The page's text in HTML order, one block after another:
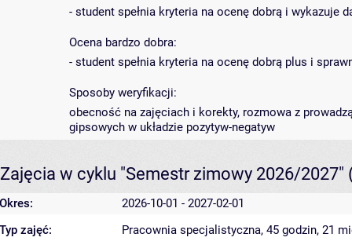
- student spełnia kryteria na ocenę dobrą i wykazuje
Ocena bardzo dobra:
- student spełnia kryteria na ocenę dobrą plus i
Sposoby weryfikacji:
obecność na zajęciach i korekty, rozmowa z
gipsowych w układzie pozytyw-negatyw
Zajęcia w cyklu "Semestr zimowy 2026/2027"
Okres:
2026-10-01 - 2027-02-01
Typ zajęć:
Pracownia specjalistyczna, 45 godzin, 21